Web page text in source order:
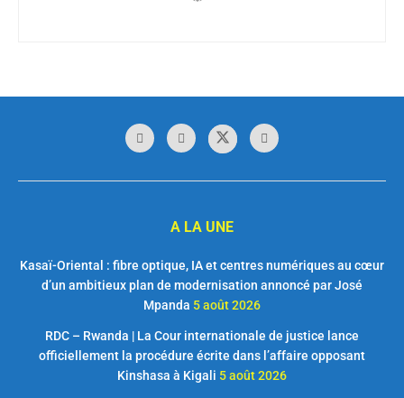
A LA UNE
Kasaï-Oriental : fibre optique, IA et centres numériques au cœur
d’un ambitieux plan de modernisation annoncé par José
Mpanda 5 août 2026
RDC – Rwanda | La Cour internationale de justice lance
officiellement la procédure écrite dans l’affaire opposant
Kinshasa à Kigali 5 août 2026